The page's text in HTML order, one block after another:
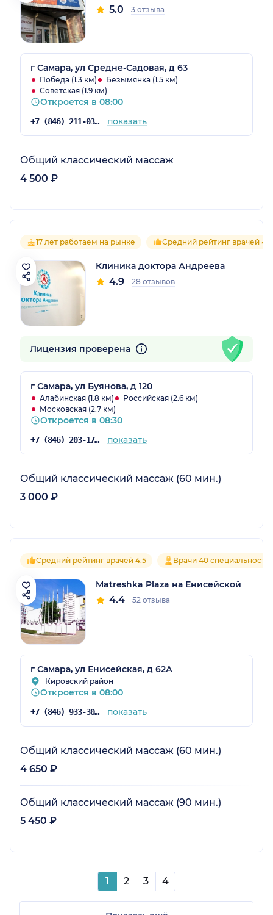
5.0 3 отзыва
г Самара, ул Средне-Садовая, д 63
Победа (1.3 км)
Безымянка (1.5 км)
Советская (1.9 км)
Откроется в 08:00
+7 (846) 211-03-10 показать
Общий классический массаж
4 500 ₽
17 лет работаем на рынке Средний рейтинг врачей 4.9
Клиника доктора Андреева
4.9 28 отзывов
Лицензия проверена
г Самара, ул Буянова, д 120
Алабинская (1.8 км)
Российская (2.6 км)
Московская (2.7 км)
Откроется в 08:30
+7 (846) 203-17-77 показать
Общий классический массаж (60 мин.)
3 000 ₽
Средний рейтинг врачей 4.5 Врачи 40
Matreshka Plaza на Енисейской
4.4 52 отзыва
г Самара, ул Енисейская, д 62А
Кировский район
Откроется в 08:00
+7 (846) 933-30-30 показать
Общий классический массаж (60 мин.)
4 650 ₽
Общий классический массаж (90 мин.)
5 450 ₽
1 2 3 4